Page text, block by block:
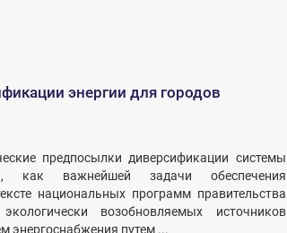
энергии для городов
предпосылки диверсификации системы
как важнейшей задачи обеспечения
национальных программ правительства
возобновляемых источников
энергоснабжения путем ...